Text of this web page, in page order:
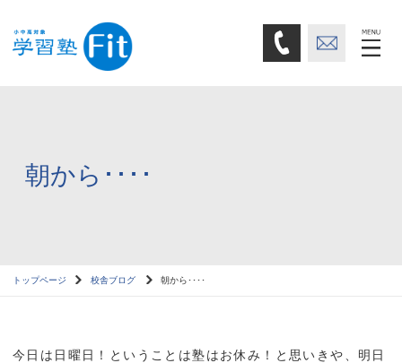
朝から････
トップページ 校舎ブログ 朝から････
今日は日曜日！ということは塾はお休み！と思いきや、明日